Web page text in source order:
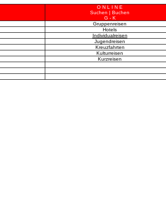
O N L I N E
Suchen | Buchen
G - K
Gruppenreisen
Hotels
Individualreisen
Jugendreisen
Kreuzfahrten
Kulturreisen
Kurzreisen